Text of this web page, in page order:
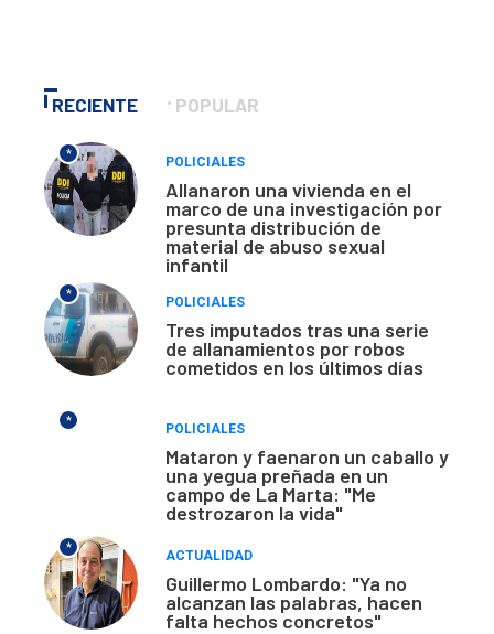
RECIENTE POPULAR
*
POLICIALES
Allanaron una vivienda en el
marco de una investigación por
presunta distribución de
material de abuso sexual
infantil
*
POLICIALES
Tres imputados tras una serie
de allanamientos por robos
cometidos en los últimos días
*
POLICIALES
Mataron y faenaron un caballo y
una yegua preñada en un
campo de La Marta: "Me
destrozaron la vida"
*
ACTUALIDAD
Guillermo Lombardo: "Ya no
alcanzan las palabras, hacen
falta hechos concretos"